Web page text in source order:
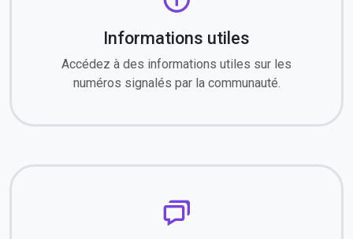
Informations utiles
Accédez à des informations utiles sur les
numéros signalés par la communauté.